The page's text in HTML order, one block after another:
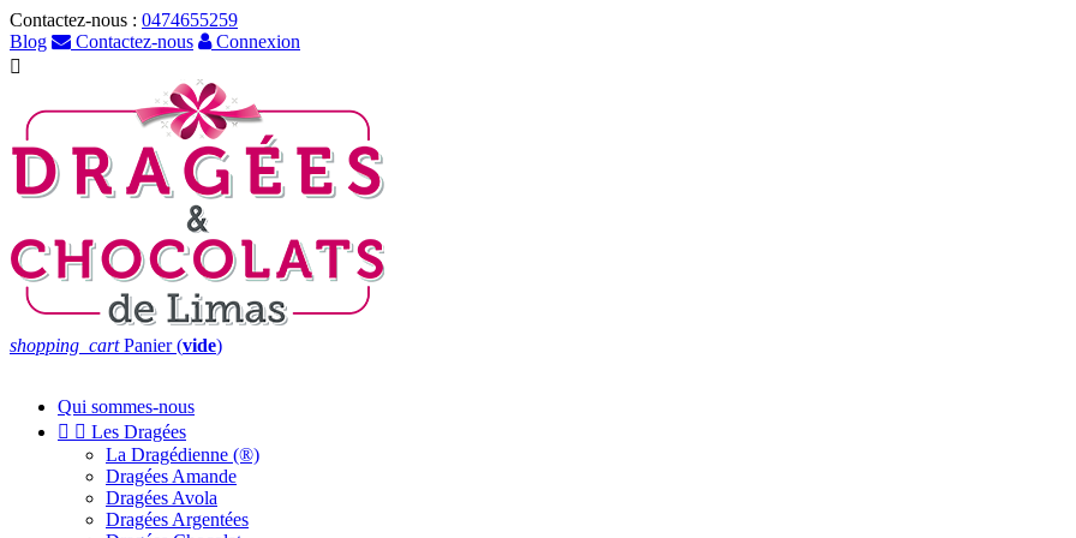
Contactez-nous : 0474655259
Blog
Contactez-nous
Connexion

shopping_cart Panier (vide)
Qui sommes-nous
  Les Dragées
La Dragédienne (®)
Dragées Amande
Dragées Avola
Dragées Argentées